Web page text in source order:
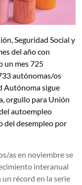
Seguridad Social y
del año con
un mes 725
autónomas/os
Autónoma sigue
orgullo para Unión
autoempleo
del desempleo por
as en noviembre se
interanual
récord en la serie